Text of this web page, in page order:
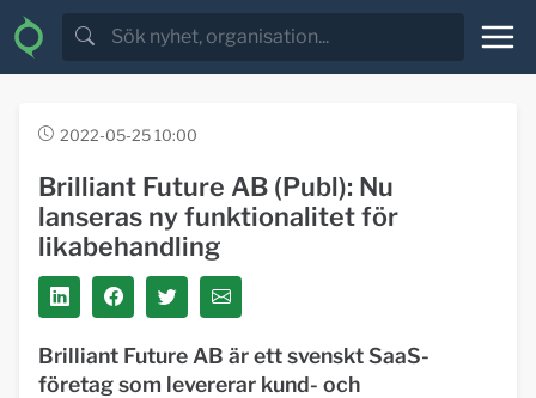
2022-05-25 10:00
Brilliant Future AB (Publ): Nu
lanseras ny funktionalitet för
likabehandling
Brilliant Future AB är ett svenskt SaaS-
företag som levererar kund- och